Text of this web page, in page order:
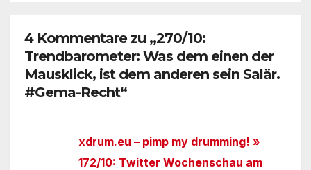
4 Kommentare zu „270/10:
Trendbarometer: Was dem einen der
Mausklick, ist dem anderen sein Salär.
#Gema-Recht“
xdrum.eu – pimp my drumming! »
172/10: Twitter Wochenschau am